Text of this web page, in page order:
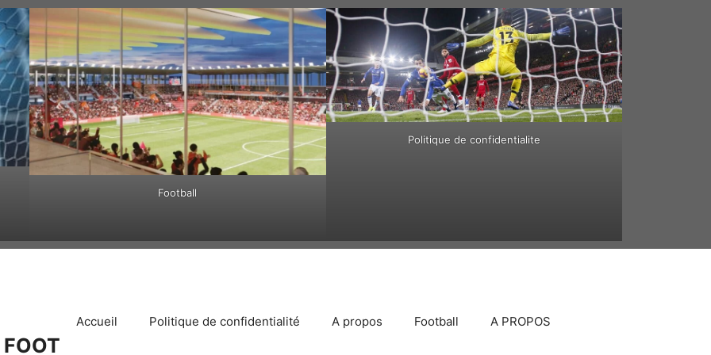
Football
Politique de confidentialite
Accueil Politique de confidentialité A propos Football A PROPOS